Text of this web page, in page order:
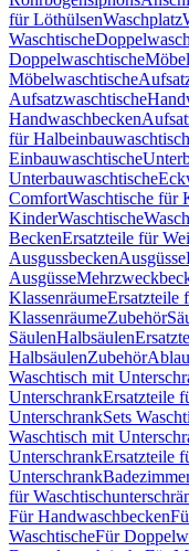
für LöthülsenWaschplatz
Waschtische
Doppelwaschtische
Möbelwaschtische
Aufsatzwaschtische
Handwaschbecken
für
Einbauwaschtische
Unterbauwaschtische
ComfortWaschtische für
KinderWaschtische
BeckenErsatzteile für
AusgussbeckenAusgüsse
Ausgüsse
KlassenräumeErsatzteile
KlassenräumeZubehör
SäulenHalbsäulen
HalbsäulenZubehör
Waschtisch mit
UnterschrankErsatzteile
UnterschrankSets
Waschtisch mit
UnterschrankErsatzteile
Unterschrank
für
Für Handwaschbecken
WaschtischeFür